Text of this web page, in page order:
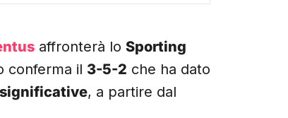
affronterà lo Sporting
conferma il 3-5-2 che ha dato
, a partire dal